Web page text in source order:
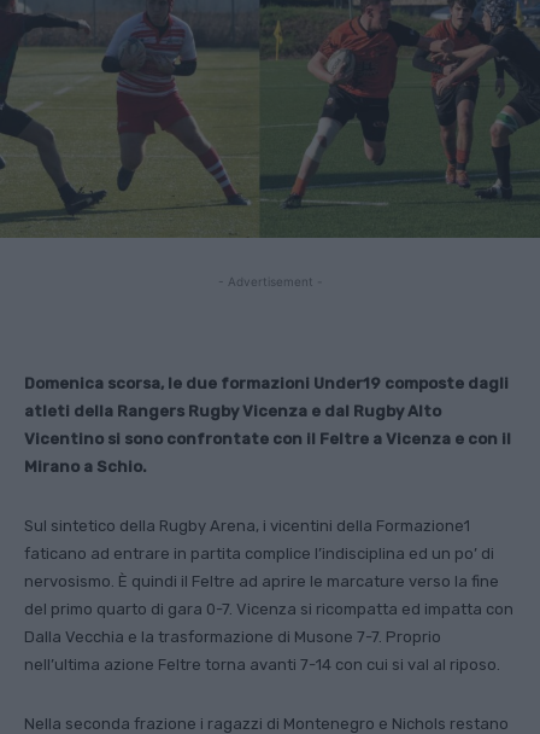
- Advertisement -
Domenica scorsa, le due formazioni Under19 composte dagli
atleti della Rangers Rugby Vicenza e dal Rugby Alto
Vicentino si sono confrontate con il Feltre a Vicenza e con il
Mirano a Schio.
Sul sintetico della Rugby Arena, i vicentini della Formazione1
faticano ad entrare in partita complice l’indisciplina ed un po’ di
nervosismo. È quindi il Feltre ad aprire le marcature verso la fine
del primo quarto di gara 0-7. Vicenza si ricompatta ed impatta con
Dalla Vecchia e la trasformazione di Musone 7-7. Proprio
nell’ultima azione Feltre torna avanti 7-14 con cui si val al riposo.
Nella seconda frazione i ragazzi di Montenegro e Nichols restano